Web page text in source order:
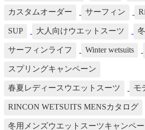
カスタムオーダー サーフィン
SUP 大人向けウエットスーツ
サーフィンライフ Winter wetsuits
スプリングキャンペーン
春夏レディースウエットスーツ モ
RINCON WETSUITS MENSカタログ
冬用メンズウエットスーツキャンペ